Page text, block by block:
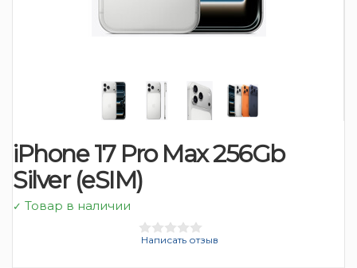
iPhone 17 Pro Max 256Gb
Silver (eSIM)
✓ Товар в наличии
Написать отзыв